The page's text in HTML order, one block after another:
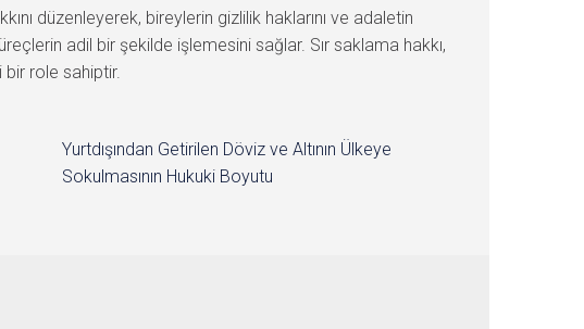
düzenleyerek, bireylerin gizlilik haklarını ve adaletin
adil bir şekilde işlemesini sağlar. Sır saklama hakkı,
role sahiptir.
Yurtdışından Getirilen Döviz ve Altının Ülkeye
Sokulmasının Hukuki Boyutu